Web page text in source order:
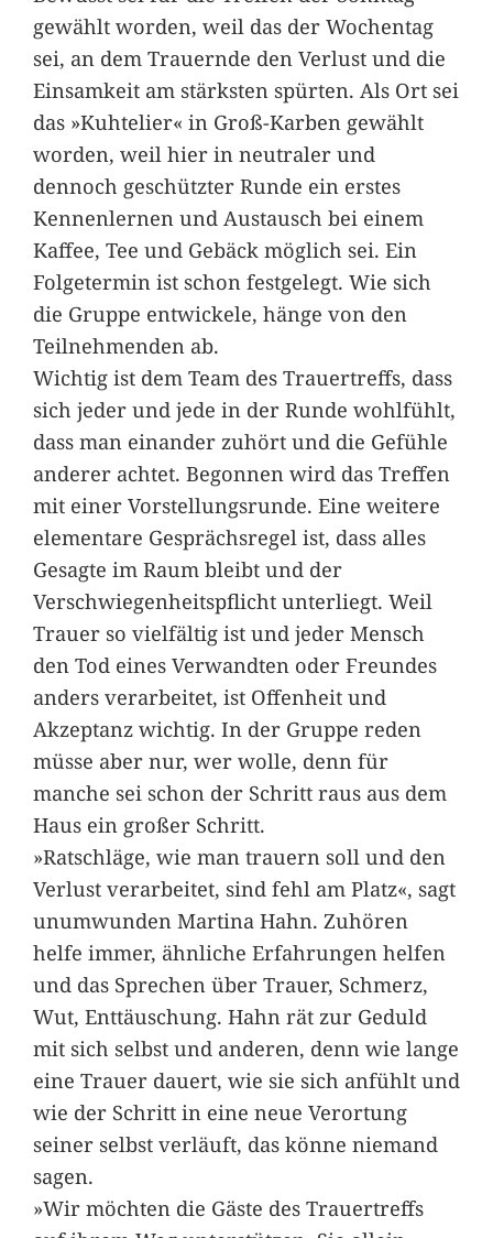
gewählt worden, weil das der Wochentag
sei, an dem Trauernde den Verlust und die
Einsamkeit am stärksten spürten. Als Ort sei
das »Kuhtelier« in Groß-Karben gewählt
worden, weil hier in neutraler und
dennoch geschützter Runde ein erstes
Kennenlernen und Austausch bei einem
Kaffee, Tee und Gebäck möglich sei. Ein
Folgetermin ist schon festgelegt. Wie sich
die Gruppe entwickele, hänge von den
Teilnehmenden ab.
Wichtig ist dem Team des Trauertreffs, dass
sich jeder und jede in der Runde wohlfühlt,
dass man einander zuhört und die Gefühle
anderer achtet. Begonnen wird das Treffen
mit einer Vorstellungsrunde. Eine weitere
elementare Gesprächsregel ist, dass alles
Gesagte im Raum bleibt und der
Verschwiegenheitspflicht unterliegt. Weil
Trauer so vielfältig ist und jeder Mensch
den Tod eines Verwandten oder Freundes
anders verarbeitet, ist Offenheit und
Akzeptanz wichtig. In der Gruppe reden
müsse aber nur, wer wolle, denn für
manche sei schon der Schritt raus aus dem
Haus ein großer Schritt.
»Ratschläge, wie man trauern soll und den
Verlust verarbeitet, sind fehl am Platz«, sagt
unumwunden Martina Hahn. Zuhören
helfe immer, ähnliche Erfahrungen helfen
und das Sprechen über Trauer, Schmerz,
Wut, Enttäuschung. Hahn rät zur Geduld
mit sich selbst und anderen, denn wie lange
eine Trauer dauert, wie sie sich anfühlt und
wie der Schritt in eine neue Verortung
seiner selbst verläuft, das könne niemand
sagen.
»Wir möchten die Gäste des Trauertreffs